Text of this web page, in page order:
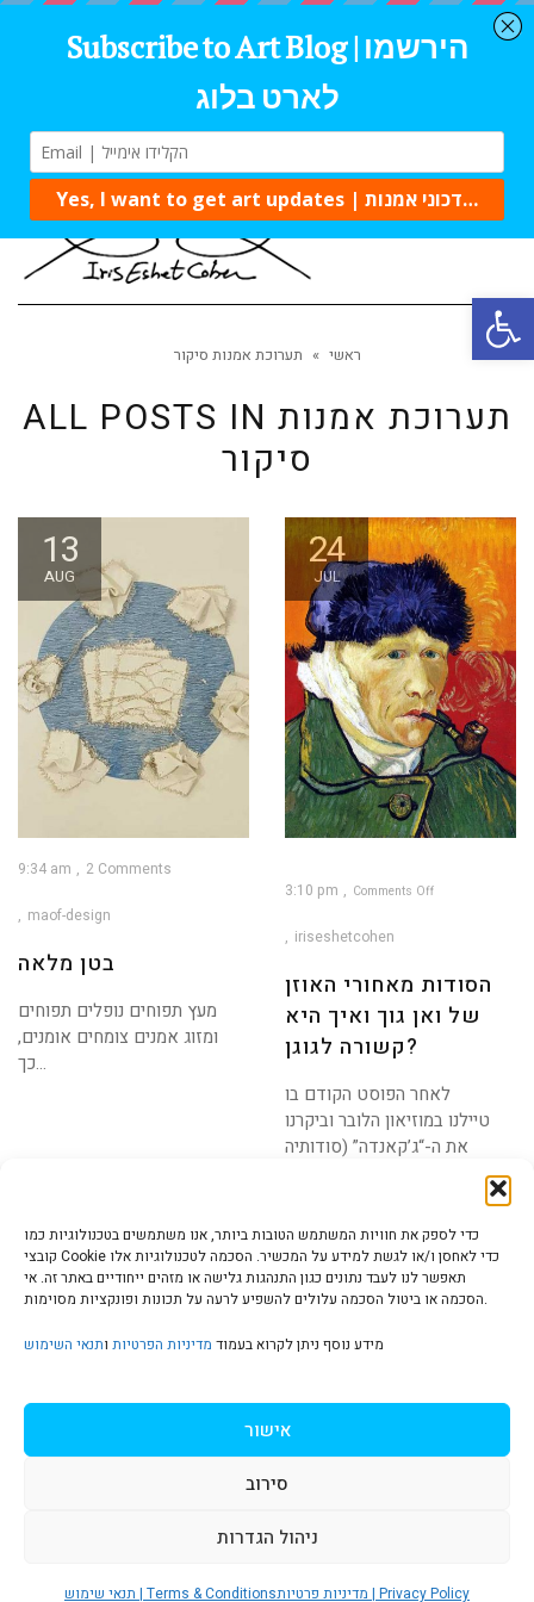
כדי לספק את חוויות המשתמש הטובות ביותר, אנו משתמשים בטכנולוגיות כמו
קובצי Cookie כדי לאחסן ו/או לגשת למידע על המכשיר. הסכמה לטכנולוגיות אלו
תאפשר לנו לעבד נתונים כגון התנהגות גלישה או מזהים ייחודיים באתר זה. אי
הסכמה או ביטול הסכמה עלולים להשפיע לרעה על תכונות ופונקציות מסוימות.
מידע נוסף ניתן לקרוא בעמוד מדיניות הפרטיות ותנאי השימוש
אישור
סירוב
ניהול הגדרות
תנאי שימוש | Terms & Conditions מדיניות פרטיות | Privacy Policy
ראשי » תערוכת אמנות סיקור
ALL POSTS IN תערוכת אמנות
סיקור
13
AUG
9:34 am 2 Comments
maof-design
בטן מלאה
מעץ תפוחים נופלים תפוחים
ומזוג אמנים צומחים אומנים,
כך...
24
JUL
3:10 pm Comments Off
ואיך
היא
לגוגן?
iriseshetcohen
הסודות מאחורי האוזן
של ואן גוך ואיך היא
קשורה לגוגן?
לאחר הפוסט הקודם בו
טיילנו במוזיאון הלובר וביקרנו
את ה-“ג’קאנדה” (סודותיה
הצהרת נגישות | Accessibility
© כל הזכויות שמורות לאיריס עשת כהן-גלריה לאמנות